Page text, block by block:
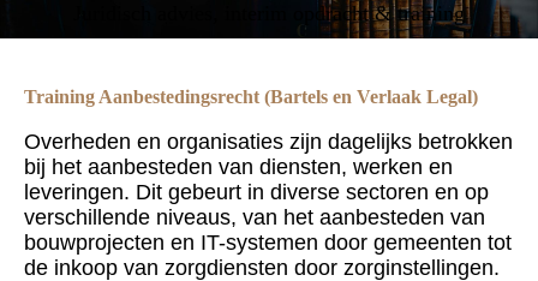
Juridisch advies, interim opdracht & training
Training Aanbestedingsrecht (Bartels en Verlaak Legal)
Overheden en organisaties zijn dagelijks betrokken
bij het aanbesteden van diensten, werken en
leveringen. Dit gebeurt in diverse sectoren en op
verschillende niveaus, van het aanbesteden van
bouwprojecten en IT-systemen door gemeenten tot
de inkoop van zorgdiensten door zorginstellingen.